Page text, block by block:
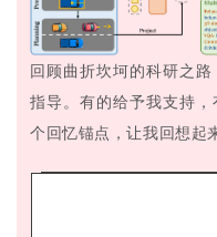
回顾曲折坎坷的科研之
指导。有的给予我支持
个回忆锚点，让我回想起